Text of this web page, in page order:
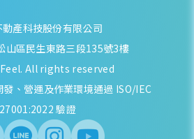
產科技股份有限公司
山區民生東路三段135號3樓
All rights reserved
、營運及作業環境通過 ISO/IEC
27001:2022 驗證